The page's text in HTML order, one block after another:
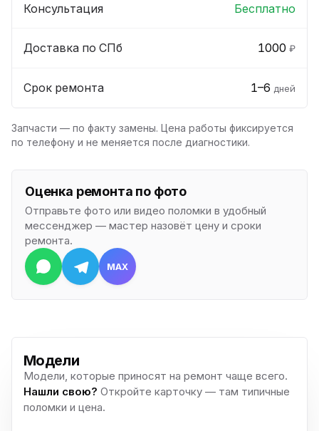
Консультация Бесплатно
Доставка по СПб 1000 ₽
Срок ремонта 1–6 дней
Запчасти — по факту замены. Цена работы фиксируется
по телефону и не меняется после диагностики.
Оценка ремонта по фото
Отправьте фото или видео поломки в удобный
мессенджер — мастер назовёт цену и сроки
ремонта.
MAX
Модели
Модели, которые приносят на ремонт чаще всего.
Нашли свою? Откройте карточку — там типичные
поломки и цена.